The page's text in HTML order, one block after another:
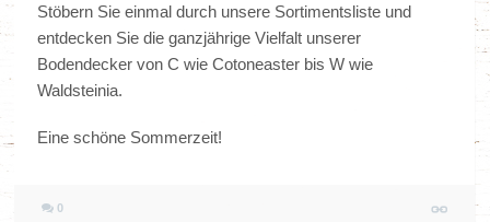
Stöbern Sie einmal durch unsere Sortimentsliste und
entdecken Sie die ganzjährige Vielfalt unserer
Bodendecker von C wie Cotoneaster bis W wie
Waldsteinia.
Eine schöne Sommerzeit!
0